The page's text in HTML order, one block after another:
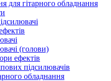
для гітарного обладнання
(голови)
ефектів
підсилювачів
обладнання